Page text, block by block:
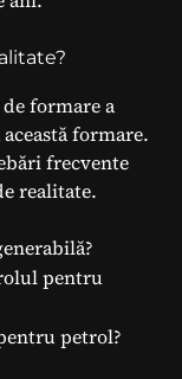
formare a
formare.
frecvente
realitate.
pentru
petrol?